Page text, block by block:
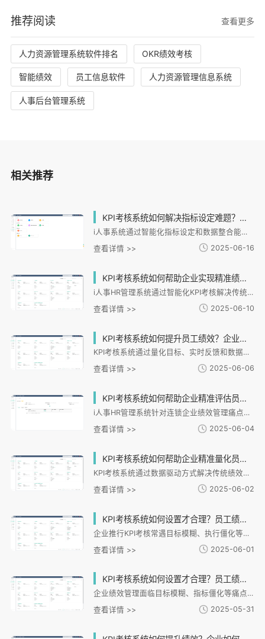
推荐阅读 查看更多
人力资源管理系统软件排名 OKR绩效考核
智能绩效 员工信息软件 人力资源管理信息系统
人事后台管理系统
相关推荐
KPI考核系统如何解决指标设定难题？数据孤岛问题又该如何破解？
i人事系统通过智能化指标设定和数据整合能力，为企业提供KPI管理解决方案。系统内置SMART原则框架，支持战略目标拆解为可执行指标，并提供行业化模板。通过API集成ERP、CRM等系统，打破数据孤岛，实现实时数据同步。在制造业、连锁业和金融业均有成功应用案例，如降低产品不良率、提升门店管理效率等。系统优势在于模块化设计、数据中台整合和合规性保障，未来将持续优化AI驱动的动态调优功能，助力企业构建科学绩效管理体系。
查看详情 >>
2025-06-16
KPI考核系统如何帮助企业实现精准绩效管理提升员工效率？
i人事HR管理系统通过智能化KPI考核解决传统绩效管理痛点，实现数据驱动的精准评估。系统支持多维度动态考核规则配置，实时追踪业务数据并生成可视化分析，将考核与培训、薪酬、晋升深度绑定。典型案例显示，某餐饮品牌通过系统实现门店人效提升22%，制造企业生产线效率提高18%。系统构建"招聘-培训-绩效-薪酬"全链路数字化管理，帮助企业从经验决策转向数据决策，推动人效与业绩同步增长。
查看详情 >>
2025-06-10
KPI考核系统如何提升员工绩效？企业如何选择最适合的KPI系统？
KPI考核系统通过量化目标、实时反馈和数据分析提升员工绩效，帮助企业实现精准管理。文章以i人事系统为例，阐述了KPI系统如何通过目标可视化、个性化激励和数据驱动优化来提升绩效，并指导企业如何根据行业特性、灵活性和易用性选择合适系统。通过连锁超市和制造业案例，展示了KPI系统的实际应用效果，强调系统需与企业需求匹配才能发挥最大价值。
查看详情 >>
2025-06-06
KPI考核系统如何帮助企业精准评估员工绩效并提升工作效率？
i人事HR管理系统针对连锁企业绩效管理痛点，提供智能化解决方案：通过灵活配置差异化KPI指标、自动化数据采集和实时可视化分析，解决传统考核数据分散、标准单一、反馈滞后等问题。系统实现绩效与培训联动、标准化流程管理及数据驱动决策，帮助某连锁餐饮企业提升员工参与度40%、降低管理成本30%。支持构建长效管理机制，将绩效考核嵌入招聘、培训等全流程，打破数据壁垒，助力企业战略落地。
查看详情 >>
2025-06-04
KPI考核系统如何帮助企业精准量化员工绩效并提升管理效率？
KPI考核系统通过数据驱动方式解决传统绩效管理痛点，实现精准量化与效率提升。以i人事为代表的智能系统支持差异化指标设计、自动数据采集和实时分析，将员工行为与企业目标直接挂钩。系统提供自动化流程、智能预警和多维报表，显著减少人工操作，优化决策效率。典型案例显示，企业通过系统实现绩效实时监控、薪酬精准核算和人才快速识别，推动管理从经验驱动转向数据驱动，最终提升组织效能和战略执行力。
查看详情 >>
2025-06-02
KPI考核系统如何设置才合理？员工绩效不达标怎么办？
企业推行KPI考核常遇目标模糊、执行僵化等问题。i人事HR系统通过智能绩效模块，实现KPI精准设计与动态管理，结合培训、薪酬形成闭环优化。系统支持差异化指标设置、自动计算评分、绩效与培训联动等功能，帮助企业从数据溯源、培训干预到激励优化的全流程管理，将绩效考核转化为持续赋能工具，提升组织人效并降低离职率，实现员工能力与业务目标的动态匹配。
查看详情 >>
2025-06-01
KPI考核系统如何设置才合理？员工绩效不达标该如何优化？
企业绩效管理面临目标模糊、指标僵化等痛点，i人事HR管理系统提供数据驱动的解决方案。文章详解KPI考核四步法：目标关联业务、差异化设计、实时追踪和闭环反馈；针对绩效不达标问题，提出定位根源、培训提升和动态激励三策略。系统支持多绩效方法论，实现"诊断-学习-提升"闭环，帮助连锁、制造等行业精准管理绩效，通过数据分析和智能工具持续优化人效。
查看详情 >>
2025-05-31